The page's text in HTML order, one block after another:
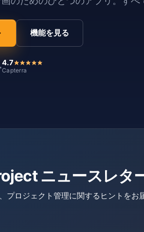
機能を見る
*
4.7
Capterra
ニュースレタ
プロジェクト管理に関するヒントをお